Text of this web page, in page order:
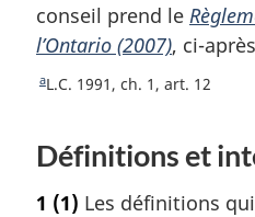
t
e
a
s
conseil prend le
l’Ontario (2007), ci-
R
r
aL.C. 1991, ch. 1, art. 12
Définitions et
1 (1) Les définitions